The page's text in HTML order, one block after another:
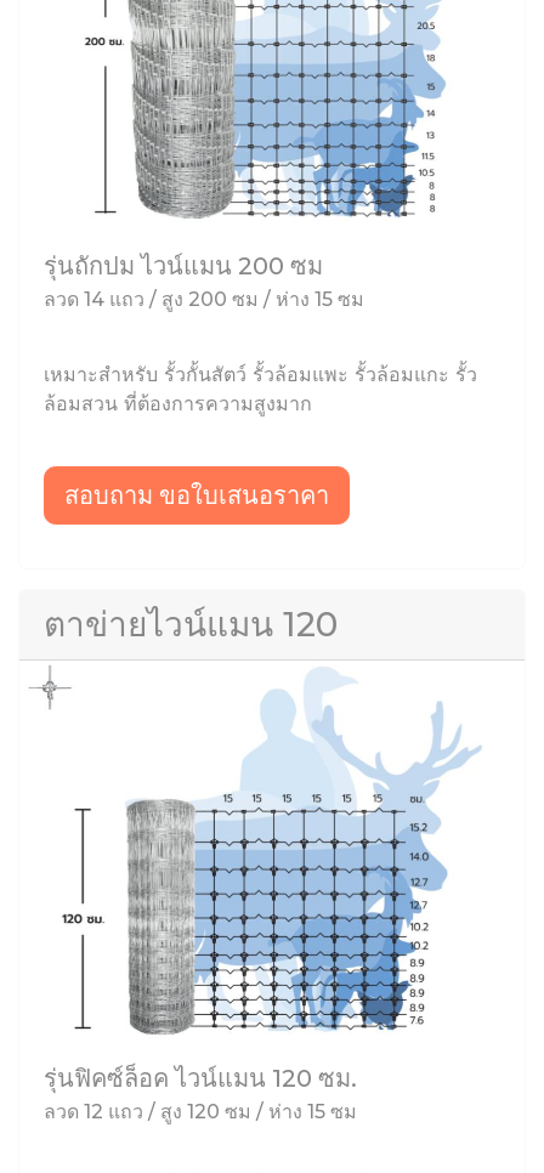
รุ่นถักปม ไวน์แมน 200 ซม
ลวด 14 แถว / สูง 200 ซม / ห่าง 15 ซม
เหมาะสำหรับ รั้วกั้นสัตว์ รั้วล้อมแพะ รั้วล้อมแกะ รั้ว
ล้อมสวน ที่ต้องการความสูงมาก
สอบถาม ขอใบเสนอราคา
ตาข่ายไวน์แมน 120
รุ่นฟิคซ์ล็อค ไวน์แมน 120 ซม.
ลวด 12 แถว / สูง 120 ซม / ห่าง 15 ซม